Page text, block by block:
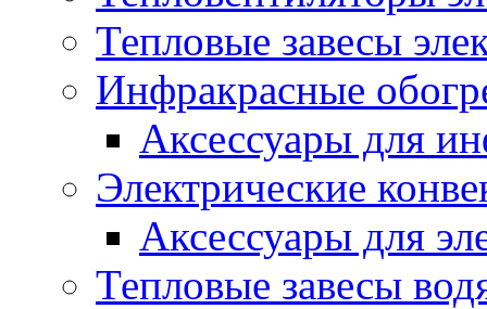
Тепловые завесы
Инфракрасные
Аксессуары для
Электрические
Аксессуары для
Тепловые завесы